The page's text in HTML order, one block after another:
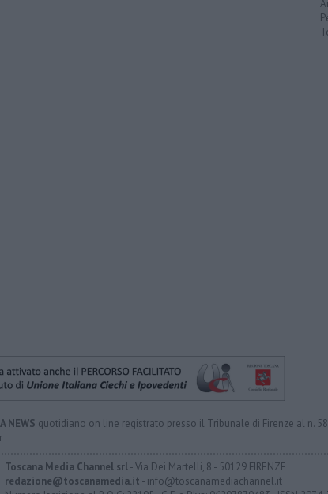
NEWS quotidiano on line registrato presso il Tribunale di Firenze al n.
Toscana Media Channel srl- Via Dei Martelli, 8 - 50129 FIRENZE
redazione@toscanamedia.it - info@toscanamediachannel.it